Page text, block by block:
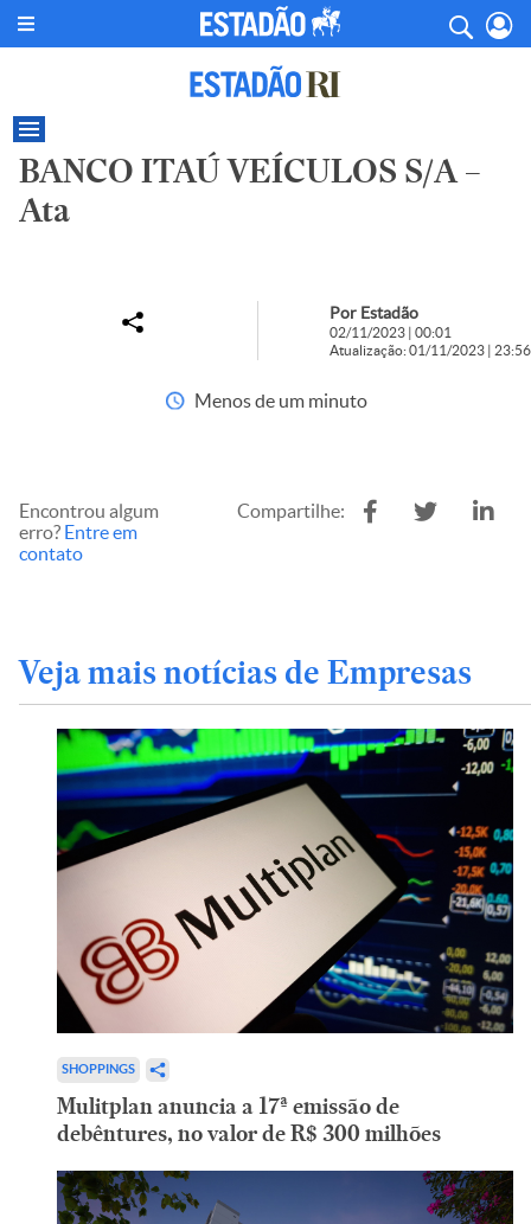
BANCO ITAÚ VEÍCULOS S/A –
Ata
Por Estadão
02/11/2023 | 00:01
Atualização: 01/11/2023 | 23:56
Menos de um minuto
Encontrou algum
erro? Entre em
contato
Compartilhe:
Veja mais notícias de Empresas
SHOPPINGS
Mulitplan anuncia a 17ª emissão de
debêntures, no valor de R$ 300 milhões